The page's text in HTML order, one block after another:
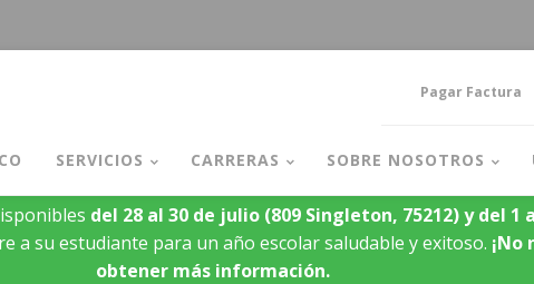
Pagar Factura
SERVICIOS CARRERAS SOBRE NOSOTROS
del 28 al 30 de julio (809 Singleton, 75212) y del 1
a su estudiante para un año escolar saludable y exitoso. ¡No
obtener más información.